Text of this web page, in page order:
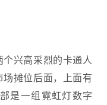
兴高采烈的卡通人
摊位后面，上面有
是一组霓虹灯数字